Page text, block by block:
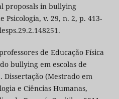
proposals in bullying
Psicologia, v. 29, n. 2, p. 413-
de Educação Física
bullying em escolas de
Dissertação (Mestrado em
e Ciências Humanas,